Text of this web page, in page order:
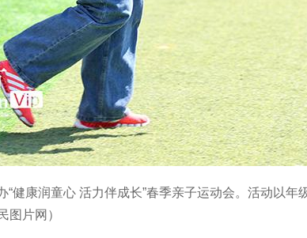
健康润童心 活力伴成长”春季亲子运动会。活动以
图片网）